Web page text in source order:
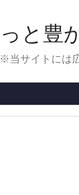
と豊
当サイトには